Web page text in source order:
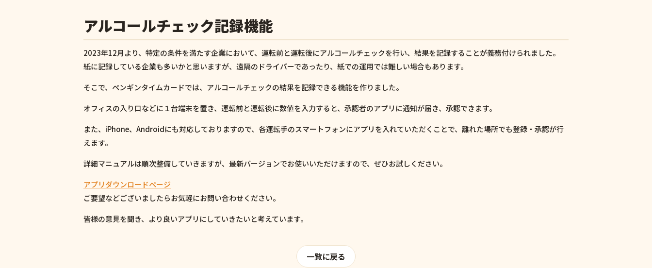
アルコールチェック記録機能
2023年12月より、特定の条件を満たす企業において、運転前と運転後にアルコールチェックを行い、結果を記録することが義務付けられました。
紙に記録している企業も多いかと思いますが、遠隔のドライバーであったり、紙での運用では難しい場合もあります。
そこで、ペンギンタイムカードでは、アルコールチェックの結果を記録できる機能を作りました。
オフィスの入り口などに１台端末を置き、運転前と運転後に数値を入力すると、承認者のアプリに通知が届き、承認できます。
また、iPhone、Androidにも対応しておりますので、各運転手のスマートフォンにアプリを入れていただくことで、離れた場所でも登録・承認が行
えます。
詳細マニュアルは順次整備していきますが、最新バージョンでお使いいただけますので、ぜひお試しください。
アプリダウンロードページ
ご要望などございましたらお気軽にお問い合わせください。
皆様の意見を聞き、より良いアプリにしていきたいと考えています。
一覧に戻る